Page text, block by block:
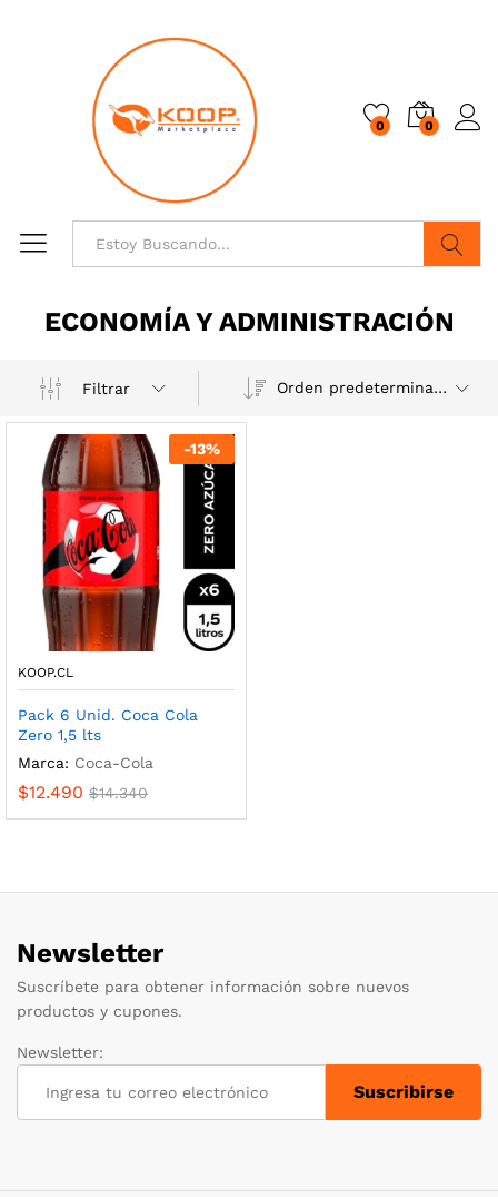
0 0
ECONOMÍA Y ADMINISTRACIÓN
Filtrar Orden predeterminado
-13%
KOOP.CL
Pack 6 Unid. Coca Cola
Zero 1,5 lts
Marca: Coca-Cola
$12.490 $14.340
Newsletter
Suscríbete para obtener información sobre nuevos
productos y cupones.
Newsletter: